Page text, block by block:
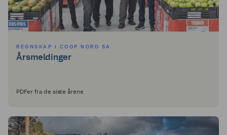
REGNSKAP I COOP NORD SA
Årsmeldinger
PDFer fra de siste årene